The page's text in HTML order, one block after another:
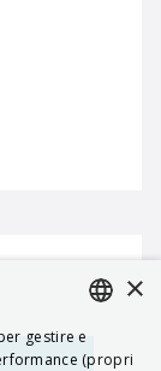
ITALIAN
×
gestire e
(propri